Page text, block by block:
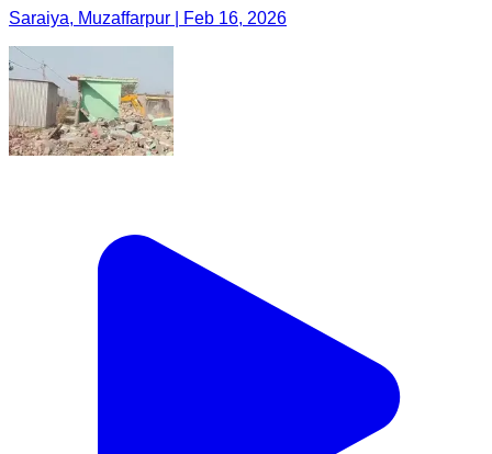
Saraiya, Muzaffarpur | Feb 16, 2026